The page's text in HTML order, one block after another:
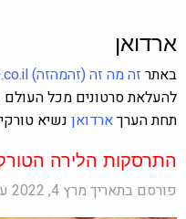
ארדואן
באתרזה מה זה(זהמהזה)
להעלאת סרטונים מכל העולם
תחת הערךארדואןנשיא טורקיה
התרסקות הלירה
פורסם בתאריך מרץ 4, 2022 ע"י